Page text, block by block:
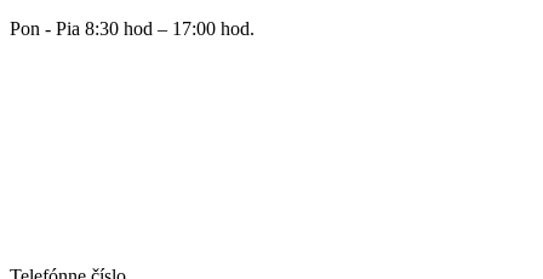
Pon - Pia 8:30 hod – 17:00 hod.